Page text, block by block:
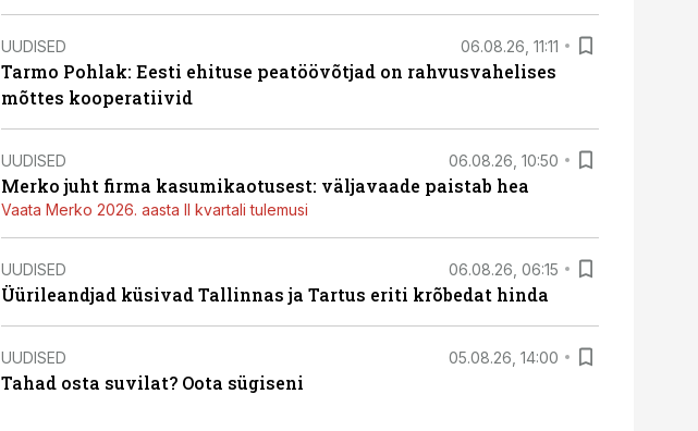
UUDISED 06.08.26, 11:11
Tarmo Pohlak: Eesti ehituse peatöövõtjad on rahvusvahelises
mõttes kooperatiivid
UUDISED 06.08.26, 10:50
Merko juht firma kasumikaotusest: väljavaade paistab hea
Vaata Merko 2026. aasta II kvartali tulemusi
UUDISED 06.08.26, 06:15
Üürileandjad küsivad Tallinnas ja Tartus eriti krõbedat hinda
UUDISED 05.08.26, 14:00
Tahad osta suvilat? Oota sügiseni